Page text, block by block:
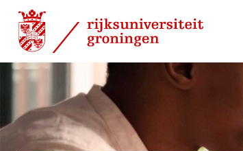
Skip
Content
Skip
Navigation